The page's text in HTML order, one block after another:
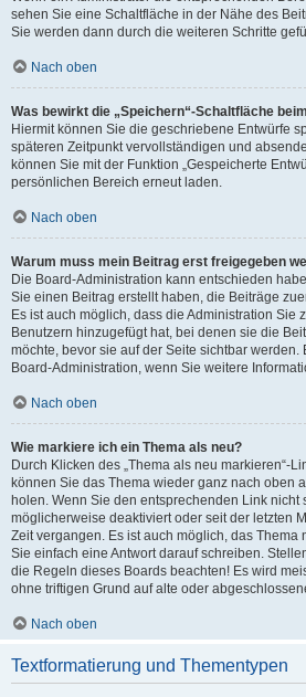
sehen Sie eine Schaltfläche in der Nähe des
Sie werden dann durch die weiteren Schritte
Nach oben
Was bewirkt die „Speichern“-Schaltfläche
Hiermit können Sie die geschriebene Entwürfe
späteren Zeitpunkt vervollständigen und
können Sie mit der Funktion „Gespeicherte
persönlichen Bereich erneut laden.
Nach oben
Warum muss mein Beitrag erst freigegeben
Die Board-Administration kann entschieden
Sie einen Beitrag erstellt haben, die Beiträge
Es ist auch möglich, dass die Administration Sie
Benutzern hinzugefügt hat, bei denen sie die
möchte, bevor sie auf der Seite sichtbar werden.
Board-Administration, wenn Sie weitere
Nach oben
Wie markiere ich ein Thema als neu?
Durch Klicken des „Thema als neu markieren“-
können Sie das Thema wieder ganz nach oben
holen. Wenn Sie den entsprechenden Link nicht
möglicherweise deaktiviert oder seit der letzten
Zeit vergangen. Es ist auch möglich, das Thema
Sie einfach eine Antwort darauf schreiben.
die Regeln dieses Boards beachten! Es wird
ohne triftigen Grund auf alte oder
Nach oben
Textformatierung und Thementypen